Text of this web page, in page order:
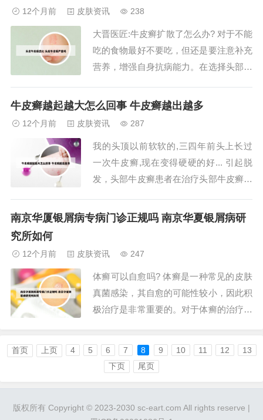
些真菌在适宜的环境条件下，如温暖、潮
湿的皮肤上繁...
12个月前 皮肤资讯 238
大晋医匠:牛皮癣扩散了怎么办? 对于不能
吃的食物最好不要吃，但还是要注意补充
营养，增强自身抗病能力。在选择头部洗
膏，要适当选择一些外用具有杀菌性质的
阳失调，导致气血运行失衡，血热、血
燥、血瘀等...
牛皮癣越起越大怎么回事 牛皮癣越出越多
12个月前 皮肤资讯 287
我的头顶以前软软的,三四年前头上长过
一次牛皮癣,现在变得硬硬的好... 引起脱
发，头部牛皮癣患者在治疗头部牛皮癣时
都含有激素，这样会导致头部牛皮癣的脱
牛皮癣可导致皮肤大量的脱屑。而这些皮
屑的主...
南京华厦银屑病专病门诊正规吗 南京华夏银屑病研
究所如何
12个月前 皮肤资讯 247
体癣可以自愈吗? 体癣是一种常见的皮肤
真菌感染，其自愈的可能性较小，因此积
极治疗是非常重要的。对于体癣的治疗，
药物可以直接应用于受感染的区域，旨在
杀死病原体并减轻炎症。如果外用药物不
能有效控制病情，或者感染面积广泛，病
治疗。最后...
首页 上页 4 5 6 7 8 9 10 11 12
13
下页
尾页
版权所有 Copyright © 2023-2030 sc-eart.com All rights reserve |